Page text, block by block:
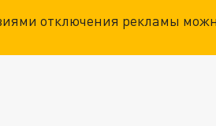
отключения рекламы